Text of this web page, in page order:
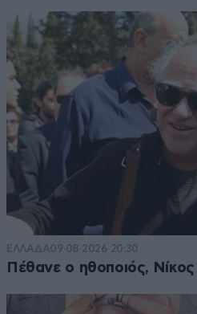
ΕΛΛΑΔΑ09·08·2026 20:30
Πέθανε ο ηθοποιός,